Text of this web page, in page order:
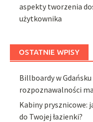
aspekty tworzenia
użytkownika
OSTATNIE WPISY
Billboardy w
rozpoznawalności
Kabiny prysznicowe:
do Twojej łazienki?